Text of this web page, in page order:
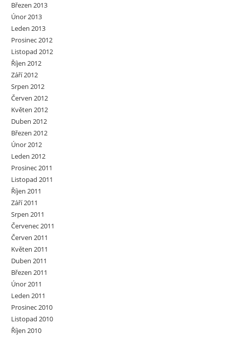
Březen 2013
Únor 2013
Leden 2013
Prosinec 2012
Listopad 2012
Říjen 2012
Září 2012
Srpen 2012
Červen 2012
Květen 2012
Duben 2012
Březen 2012
Únor 2012
Leden 2012
Prosinec 2011
Listopad 2011
Říjen 2011
Září 2011
Srpen 2011
Červenec 2011
Červen 2011
Květen 2011
Duben 2011
Březen 2011
Únor 2011
Leden 2011
Prosinec 2010
Listopad 2010
Říjen 2010